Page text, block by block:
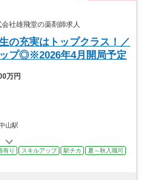
社雄飛堂の薬剤師求人
の充実はトップクラス！／
プ◎※2026年4月開局予定
万円
山駅
有り スキルアップ 駅チカ
夏～秋入職可